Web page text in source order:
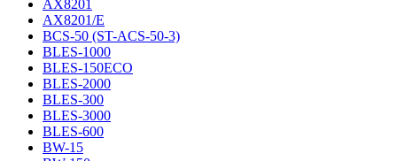
AX8201
AX8201/E
BCS-50 (ST-ACS-50-3)
BLES-1000
BLES-150ECO
BLES-2000
BLES-300
BLES-3000
BLES-600
BW-15